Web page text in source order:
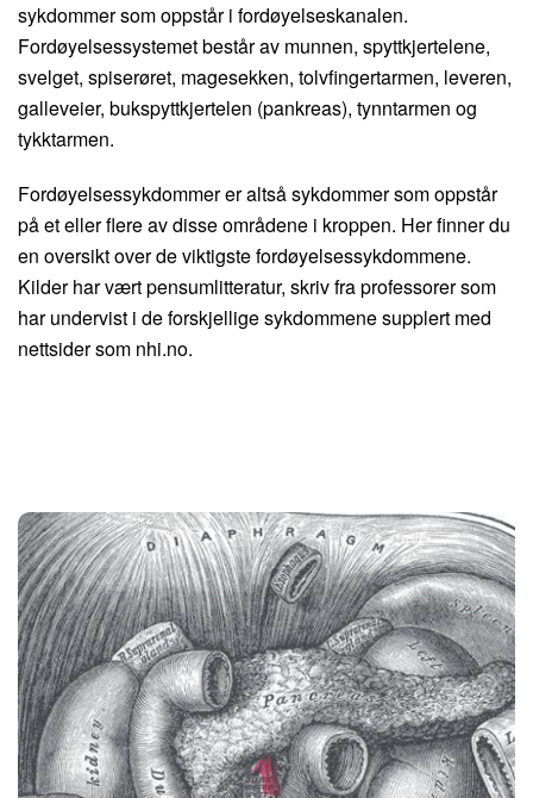
sykdommer som oppstår i fordøyelseskanalen.
Fordøyelsessystemet består av munnen, spyttkjertelene,
svelget, spiserøret, magesekken, tolvfingertarmen, leveren,
galleveier, bukspyttkjertelen (pankreas), tynntarmen og
tykktarmen.
Fordøyelsessykdommer er altså sykdommer som oppstår
på et eller flere av disse områdene i kroppen. Her finner du
en oversikt over de viktigste fordøyelsessykdommene.
Kilder har vært pensumlitteratur, skriv fra professorer som
har undervist i de forskjellige sykdommene supplert med
nettsider som nhi.no.